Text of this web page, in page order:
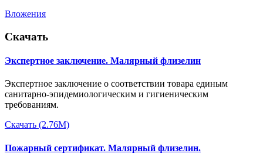
Вложения
Скачать
Экспертное заключение. Малярный флизелин
Экспертное заключение о соответствии товара единым
санитарно-эпидемиологическим и гигиеническим
требованиям.
Скачать (2.76M)
Пожарный сертификат. Малярный флизелин.